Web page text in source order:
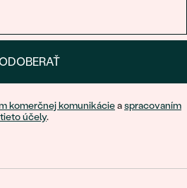
ODOBERAŤ
komerčnej komunikácieaspracovaním
účely.